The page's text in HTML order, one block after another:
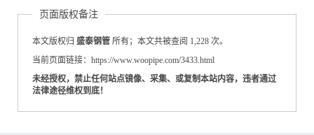
页面版权备注
本文版权归 盛泰钢管 所有；本文共被查阅 1,228 次。
当前页面链接：https://www.woopipe.com/3433.html
未经授权，禁止任何站点镜像、采集、或复制本站内容，违者通过
法律途径维权到底！